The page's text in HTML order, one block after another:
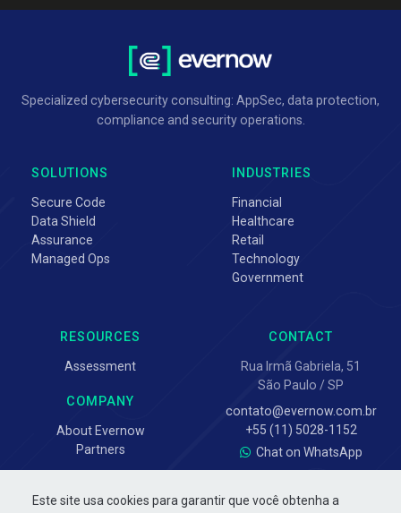
Este site usa cookies para garantir que você obtenha a
Specialized cybersecurity consulting: AppSec, data protection,
compliance and security operations.
SOLUTIONS
Secure Code
Data Shield
Assurance
Managed Ops
INDUSTRIES
Financial
Healthcare
Retail
Technology
Government
RESOURCES
Assessment
COMPANY
About Evernow
Partners
CONTACT
Rua Irmã Gabriela, 51
São Paulo / SP
contato@evernow.com.br
+55 (11) 5028-1152
Chat on WhatsApp